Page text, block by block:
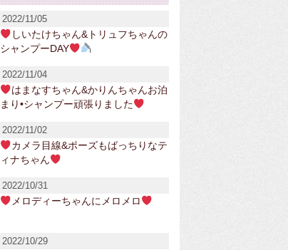
2022/11/05
しいたけちゃん&トリュフちゃんの
シャンプーDAY
2022/11/04
はまなすちゃん&かりんちゃんお泊
まり•シャンプー頑張りました
2022/11/02
カメラ目線&ポーズもばっちりなテ
ィナちゃん
2022/10/31
メロディーちゃんにメロメロ
2022/10/29